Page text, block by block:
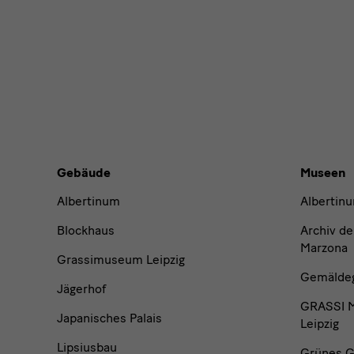
Gebäude,
Museen
und
Institutionen
Gebäude
Albertinum
Blockhaus
Grassimuseum Leipzig
Jägerhof
Japanisches Palais
Lipsiusbau
Museen
Archiv
Marzona
GRASSI
Leipzig